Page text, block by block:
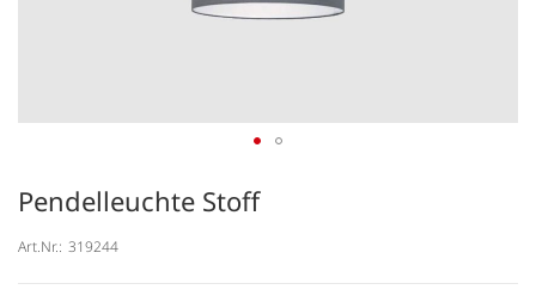
Pendelleuchte Stoff
Art.Nr.: 319244